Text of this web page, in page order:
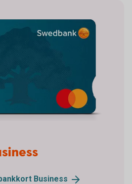
Business